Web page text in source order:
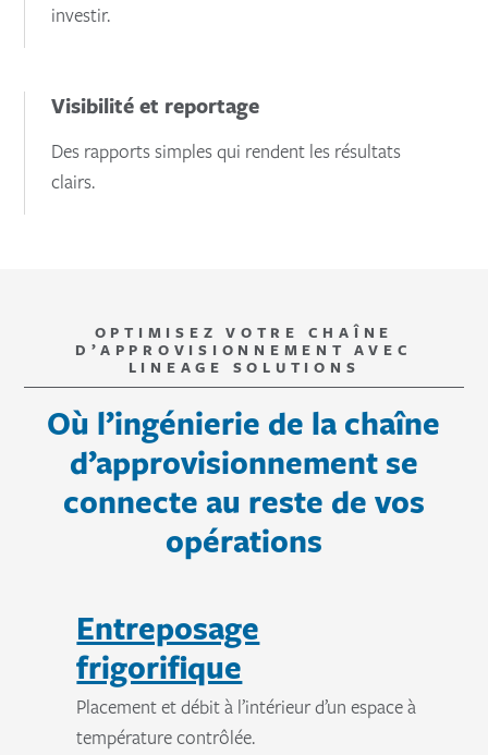
investir.
Visibilité et reportage
Des rapports simples qui rendent les résultats
clairs.
OPTIMISEZ VOTRE CHAÎNE
D’APPROVISIONNEMENT AVEC
LINEAGE SOLUTIONS
Où l’ingénierie de la chaîne
d’approvisionnement se
connecte au reste de vos
opérations
Entreposage
frigorifique
Placement et débit à l’intérieur d’un espace à
température contrôlée.